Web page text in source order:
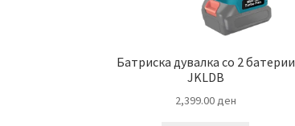
Батриска дувалка со 2 батерии
JKLDB
2,399.00ден